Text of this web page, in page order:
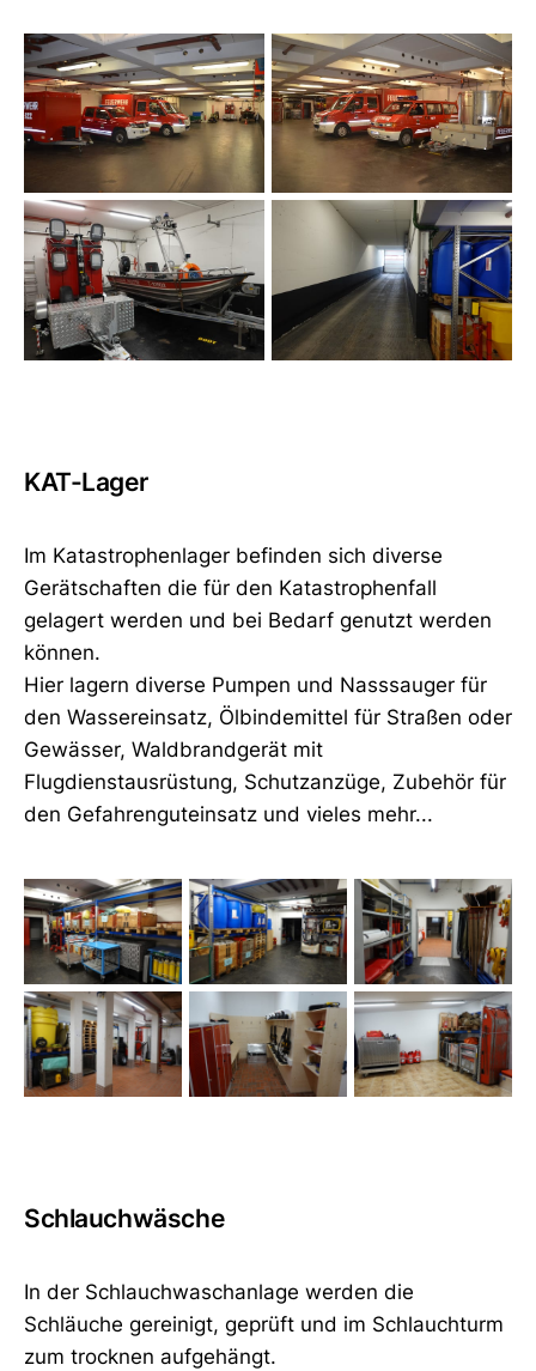
KAT-Lager
Im Katastrophenlager befinden sich diverse
Gerätschaften die für den Katastrophenfall
gelagert werden und bei Bedarf genutzt werden
können.
Hier lagern diverse Pumpen und Nasssauger für
den Wassereinsatz, Ölbindemittel für Straßen oder
Gewässer, Waldbrandgerät mit
Flugdienstausrüstung, Schutzanzüge, Zubehör für
den Gefahrenguteinsatz und vieles mehr...
Schlauchwäsche
In der Schlauchwaschanlage werden die
Schläuche gereinigt, geprüft und im Schlauchturm
zum trocknen aufgehängt.